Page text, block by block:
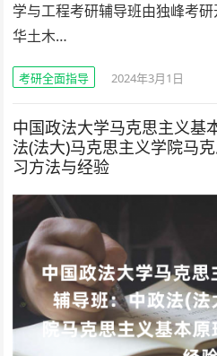
学与工程考研辅导班由独峰考
华土木…
考研全面指导 2024年3月1日
中国政法大学马克思主义基
法(法大)马克思主义学院马
习方法与经验